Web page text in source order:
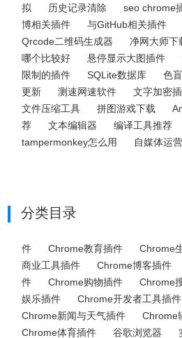
拟
历史记录清除 seo chrome
博相关插件
与GitHub相关插件
Qrcode二维码生成器
净网大师下
哪个比较好
悬停显示大图插件
限制的插件
SQLite数据库 色
更新
测速网速软件 文字加密
文件压缩工具
拼图游戏下载
荐
文本编辑器 编译工具推荐
tampermonkey怎么用
自媒体运
分类目录
件
Chrome教育插件 Chrome
商业工具插件
Chrome博客插件
件
Chrome购物插件 Chrome
娱乐插件
Chrome开发者工具插件
Chrome新闻与天气插件
Chrome
Chrome体育插件
谷歌浏览器